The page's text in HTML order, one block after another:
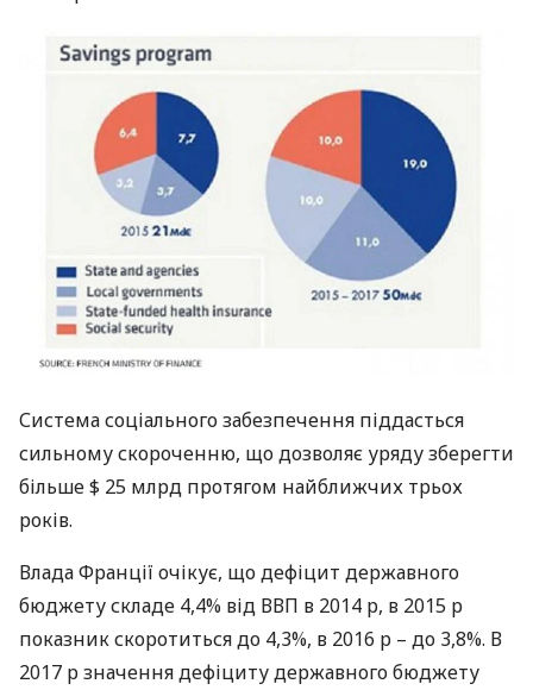
Система соціального забезпечення піддасться
сильному скороченню, що дозволяє уряду зберегти
більше $ 25 млрд протягом найближчих трьох
років.
Влада Франції очікує, що дефіцит державного
бюджету складе 4,4% від ВВП в 2014 р, в 2015 р
показник скоротиться до 4,3%, в ​​2016 р – до 3,8%. В
2017 р значення дефіциту державного бюджету